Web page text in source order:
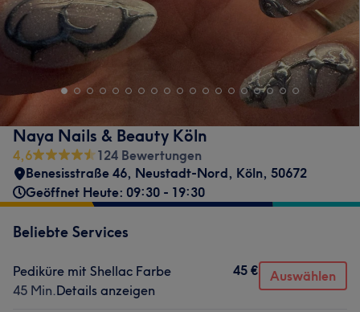
Naya Nails & Beauty Köln
4,6
124 Bewertungen
Benesisstraße 46, Neustadt-Nord, Köln, 50672
Geöffnet Heute: 09:30 - 19:30
Beliebte Services
Pediküre mit Shellac Farbe
45 Min.Details anzeigen
45 € Auswählen